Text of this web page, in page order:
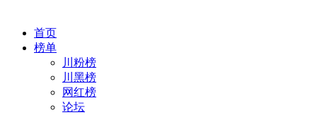
首页
榜单
川粉榜
川黑榜
网红榜
论坛